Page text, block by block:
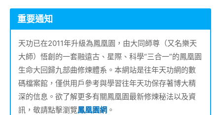
重要通知
天功已在2011年升級為鳳凰園，由大同師尊（又名樂天
大師）悟創的一套融遠古、星際、科學“三合一”的鳳凰園
生命大回歸九部曲修煉體系。本網站是往年天功網的數
碼檔案館，僅供用戶參考與學習往年天功保存著博大精
深的信息。欲了解更多有關鳳凰園最新修煉秘法以及資
訊，敬請點擊瀏覽鳳凰園網 。